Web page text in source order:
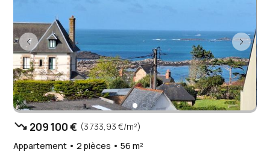
trending_down 209 100 € (3 733,93 €/m²)
Appartement • 2 pièces • 56 m²